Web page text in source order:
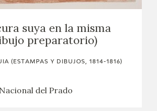
suya en la misma
preparatorio)
(ESTAMPAS Y DIBUJOS, 1814-1816)
del Prado